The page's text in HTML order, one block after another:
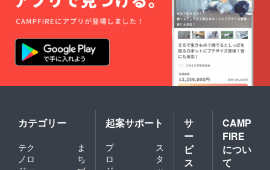
でこす
らず、
軽く洗
い日陰
に干す
ことを
おすす
す。
を頂戴
して対
応致し
ます。
※東海地
限定で
のご支
援にて
※工期は
購入後
相談の
上、日
程など
カテゴリー
テク
ノロ
ま
ち
起案サポート
プ
ロ
ス
タ
サ
ー
ビ
ス
CAMP
FIRE
につい
て